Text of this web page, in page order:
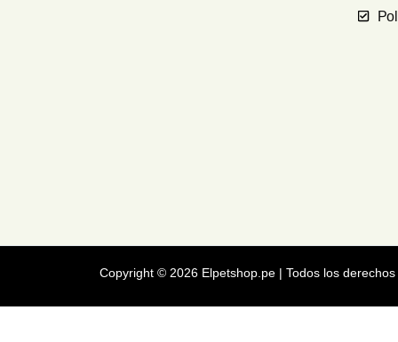
Copyright © 2026 Elpetshop.pe | Todos los